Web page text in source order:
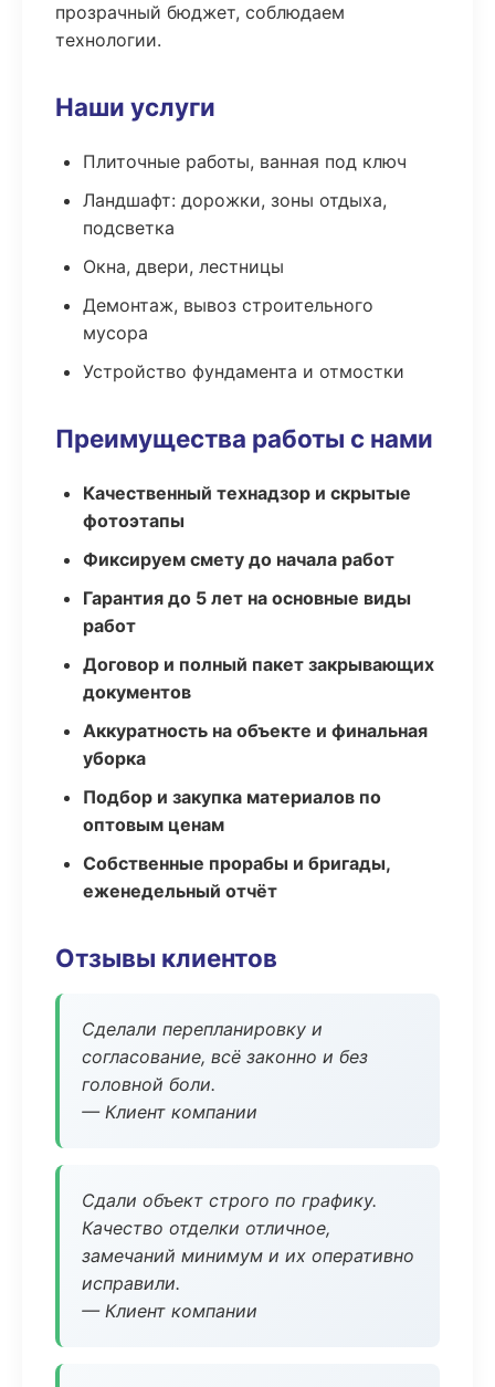
прозрачный бюджет, соблюдаем
технологии.
Наши услуги
Плиточные работы, ванная под ключ
Ландшафт: дорожки, зоны отдыха,
подсветка
Окна, двери, лестницы
Демонтаж, вывоз строительного
мусора
Устройство фундамента и отмостки
Преимущества работы с нами
Качественный технадзор и скрытые
фотоэтапы
Фиксируем смету до начала работ
Гарантия до 5 лет на основные виды
работ
Договор и полный пакет закрывающих
документов
Аккуратность на объекте и финальная
уборка
Подбор и закупка материалов по
оптовым ценам
Собственные прорабы и бригады,
еженедельный отчёт
Отзывы клиентов
Сделали перепланировку и
согласование, всё законно и без
головной боли.
— Клиент компании
Сдали объект строго по графику.
Качество отделки отличное,
замечаний минимум и их оперативно
исправили.
— Клиент компании